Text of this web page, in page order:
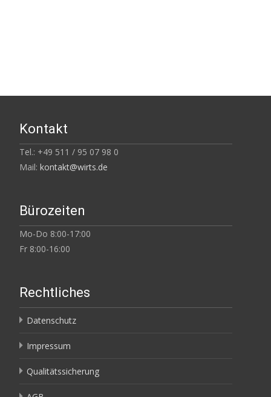
Kontakt
Tel.: +49 511 / 95 07 98 0
Mail: kontakt@wirts.de
Bürozeiten
Mo-Do 8:00-17:00
Fr 8:00-16:00
Rechtliches
Datenschutz
Impressum
Qualitätssicherung